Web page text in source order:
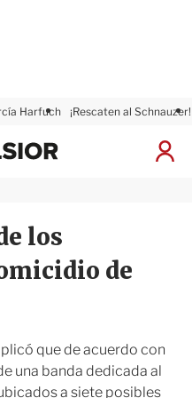
Harfuch ¡Rescaten al Schnauzer!
I
ó
x
i
o
r
los
de
que de acuerdo con
una banda dedicada al
a siete posibles